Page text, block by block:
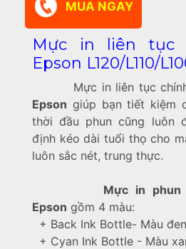
Mực in liên tục
Epson L120/L110/
Mực in liên tục
Epson giúp bạn tiết kiệm
thời đầu phun cũng luôn
định kéo dài tuổi thọ cho
luôn sắc nét, trung thực.
Mực in phun
Epson gồm 4 màu:
+ Back Ink Bottle- Màu
+ Cyan Ink Bottle - Màu